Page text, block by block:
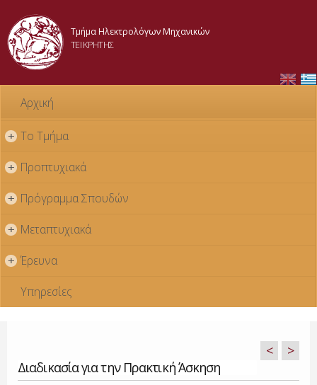
κυρίως
Τμήμα Ηλεκτρολόγων Μηχανικών
ΤΕΙ ΚΡΗΤΗΣ
Αρχική
+ Το Τμήμα
+ Προπτυχιακά
+ Πρόγραμμα Σπουδών
+ Μεταπτυχιακά
+ Έρευνα
Υπηρεσίες
Διαδικασία για την Πρακτική Άσκηση
< >